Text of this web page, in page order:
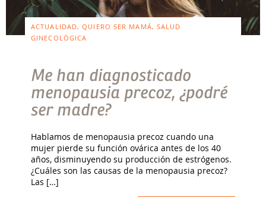
ACTUALIDAD, QUIERO SER MAMÁ, SALUD
GINECOLÓGICA
Me han diagnosticado
menopausia precoz, ¿podré
ser madre?
Hablamos de menopausia precoz cuando una
mujer pierde su función ovárica antes de los 40
años, disminuyendo su producción de estrógenos.
¿Cuáles son las causas de la menopausia precoz?
Las […]